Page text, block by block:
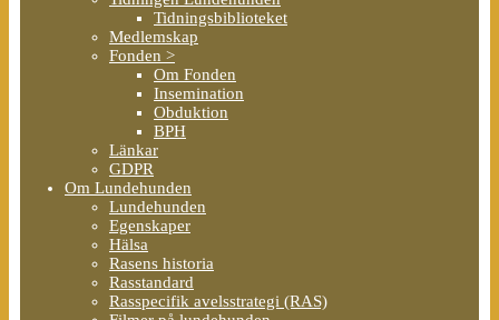
Tidningsbiblioteket
Medlemskap
Fonden >
Om Fonden
Insemination
Obduktion
BPH
Länkar
GDPR
Om Lundehunden
Lundehunden
Egenskaper
Hälsa
Rasens historia
Rasstandard
Rasspecifik avelsstrategi (RAS)